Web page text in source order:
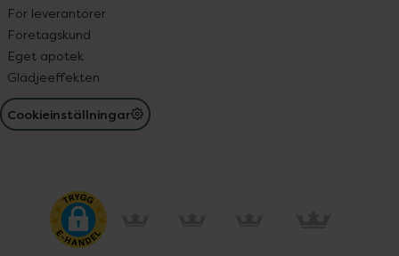
För leverantörer
Företagskund
Eget apotek
Glädjeeffekten
Cookieinställningar